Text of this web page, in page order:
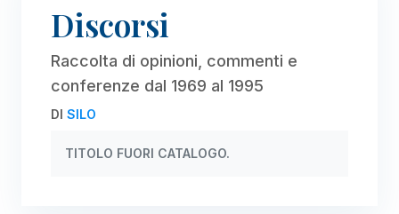
Discorsi
Raccolta di opinioni, commenti e
conferenze dal 1969 al 1995
DI SILO
TITOLO FUORI CATALOGO.